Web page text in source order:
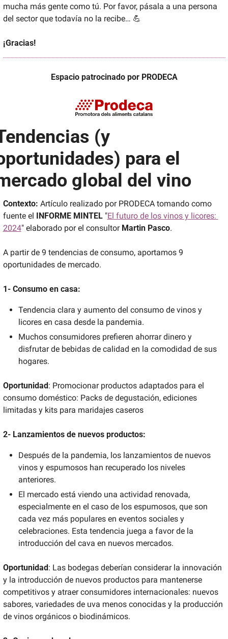
mucha más gente como tú. Por favor, pásala a una persona
del sector que todavía no la recibe… 💪
¡Gracias!
Espacio patrocinado por PRODECA
(y
para el
global del vino
Contexto: Artículo realizado por PRODECA tomando como
fuente el INFORME MINTEL "El futuro de los vinos y licores:
2024" elaborado por el consultor Martin Pasco.
A partir de 9 tendencias de consumo, aportamos 9
oportunidades de mercado.
1- Consumo en casa:
Tendencia clara y aumento del consumo de vinos y
licores en casa desde la pandemia.
Muchos consumidores prefieren ahorrar dinero y
disfrutar de bebidas de calidad en la comodidad de sus
hogares.
Oportunidad: Promocionar productos adaptados para el
consumo doméstico: Packs de degustación, ediciones
limitadas y kits para maridajes caseros
2- Lanzamientos de nuevos productos:
Después de la pandemia, los lanzamientos de nuevos
vinos y espumosos han recuperado los niveles
anteriores.
El mercado está viendo una actividad renovada,
especialmente en el caso de los espumosos, que son
cada vez más populares en eventos sociales y
celebraciones. Esta tendencia juega a favor de la
introducción del cava en nuevos mercados.
Oportunidad: Las bodegas deberían considerar la innovación
y la introducción de nuevos productos para mantenerse
competitivos y atraer consumidores internacionales: nuevos
sabores, variedades de uva menos conocidas y la producción
de vinos orgánicos o biodinámicos.